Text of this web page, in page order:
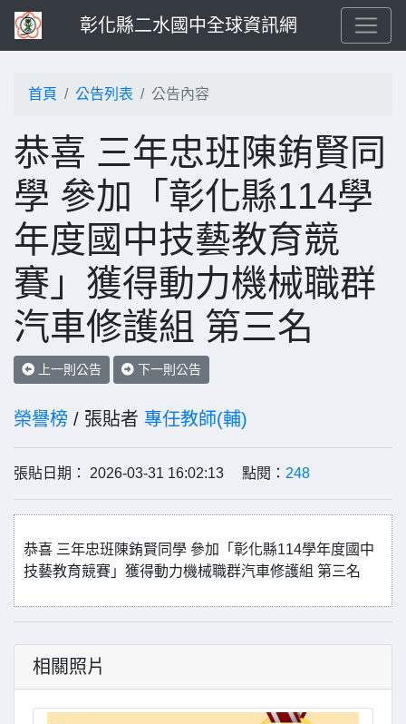
彰化縣二水國中全球資訊網
首頁 公告列表 公告內容
恭喜 三年忠班陳銪賢同
學 參加「彰化縣114學
年度國中技藝教育競
賽」獲得動力機械職群
汽車修護組 第三名
上一則公告 下一則公告
榮譽榜 / 張貼者 專任教師(輔)
張貼日期： 2026-03-31 16:02:13 點閱： 248
恭喜 三年忠班陳銪賢同學 參加「彰化縣114學年度國中
技藝教育競賽」獲得動力機械職群汽車修護組 第三名
相關照片